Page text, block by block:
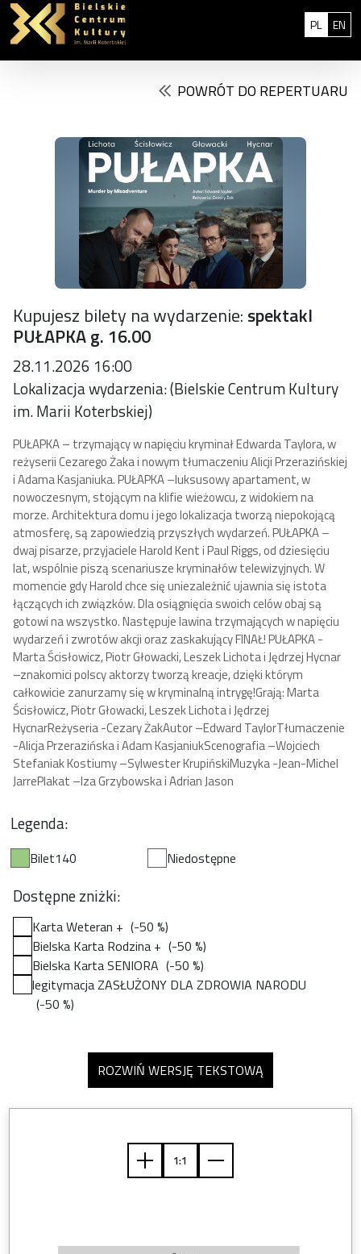
Przejdź do treści
PL Polski
EN
: 0
POWRÓT DO REPERTUARU
Kupujesz bilety na wydarzenie: spektakl
PUŁAPKA g. 16.00
28.11.2026 16:00
Lokalizacja wydarzenia: (Bielskie Centrum Kultury
im. Marii Koterbskiej)
PUŁAPKA – trzymający w napięciu kryminał Edwarda Taylora, w
reżyserii Cezarego Żaka i nowym tłumaczeniu Alicji Przerazińskiej
i Adama Kasjaniuka. PUŁAPKA –luksusowy apartament, w
nowoczesnym, stojącym na klifie wieżowcu, z widokiem na
morze. Architektura domu i jego lokalizacja tworzą niepokojącą
atmosferę, są zapowiedzią przyszłych wydarzeń. PUŁAPKA –
dwaj pisarze, przyjaciele Harold Kent i Paul Riggs, od dziesięciu
lat, wspólnie piszą scenariusze kryminałów telewizyjnych. W
momencie gdy Harold chce się uniezależnić ujawnia się istota
łączących ich związków.Dla osiągnięcia swoich celów obaj są
gotowi na wszystko. Następuje lawina trzymających w napięciu
wydarzeń i zwrotów akcji oraz zaskakujący FINAŁ!PUŁAPKA -
Marta Ścisłowicz, Piotr Głowacki, Leszek Lichota i Jędrzej Hycnar
–znakomici polscy aktorzy tworzą kreacje, dzięki którym
całkowicie zanurzamy się w kryminalną intrygę!Grają: Marta
Ścisłowicz, Piotr Głowacki, Leszek Lichota i Jędrzej
HycnarReżyseria -Cezary ŻakAutor –Edward TaylorTłumaczenie
-Alicja Przerazińska i Adam KasjaniukScenografia –Wojciech
StefaniakKostiumy –Sylwester KrupińskiMuzyka -Jean-Michel
JarrePlakat –Iza Grzybowska i Adrian Jason
Legenda:
Bilet140 Niedostępne
Dostępne zniżki:
Karta Weteran + (-50 %)
Bielska Karta Rodzina + (-50 %)
Bielska Karta SENIORA (-50 %)
legitymacja ZASŁUŻONY DLA ZDROWIA NARODU
(-50 %)
ROZWIŃ WERSJĘ TEKSTOWĄ